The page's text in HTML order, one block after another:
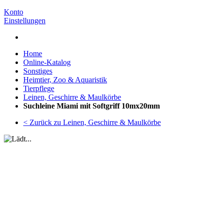
Konto
Einstellungen
Home
Online-Katalog
Sonstiges
Heimtier, Zoo & Aquaristik
Tierpflege
Leinen, Geschirre & Maulkörbe
Suchleine Miami mit Softgriff 10mx20mm
< Zurück zu Leinen, Geschirre & Maulkörbe